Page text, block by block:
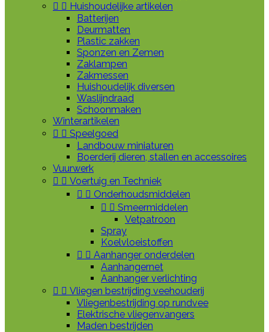
  Huishoudelijke artikelen
Batterijen
Deurmatten
Plastic zakken
Sponzen en Zemen
Zaklampen
Zakmessen
Huishoudelijk diversen
Waslijndraad
Schoonmaken
Winterartikelen
  Speelgoed
Landbouw miniaturen
Boerderij dieren, stallen en accessoires
Vuurwerk
  Voertuig en Techniek
  Onderhoudsmiddelen
  Smeermiddelen
Vetpatroon
Spray
Koelvloeistoffen
  Aanhanger onderdelen
Aanhangernet
Aanhanger verlichting
  Vliegen bestrijding veehouderij
Vliegenbestrijding op rundvee
Elektrische vliegenvangers
Maden bestrijden